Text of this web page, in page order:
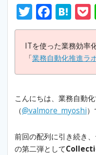
T
w
itt
er
F
ac
e
b
o
o
k
H
at
e
n
a
ITを使った業務効率
「業務自動化推進ラ
こんにちは、業務自動
（@valmore_myoshi）
前回の配列に引き続き
の第二弾として